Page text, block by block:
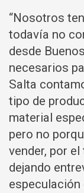
“Nosotros
todavía no
desde
necesarios
Salta
tipo de
material
pero no
vender, por
dejando